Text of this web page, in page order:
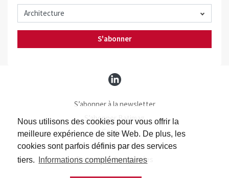
Nous utilisons des cookies pour vous offrir la
meilleure expérience de site Web. De plus, les
cookies sont parfois définis par des services
tiers.
Informations complémentaires
S'abonner
S’abonner à la newsletter
S’abonner Batimag
Contact
Impressum
Protection des données